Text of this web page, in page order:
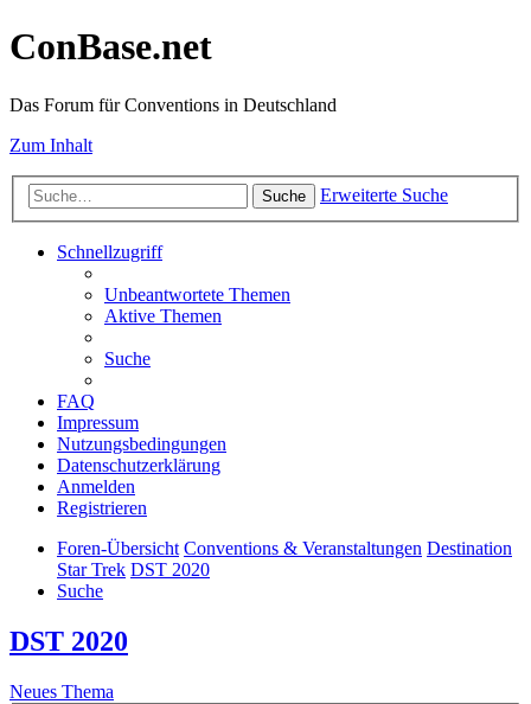
ConBase.net
Das Forum für Conventions in Deutschland
Zum Inhalt
Suche Erweiterte Suche
Schnellzugriff
Unbeantwortete Themen
Aktive Themen
Suche
FAQ
Impressum
Nutzungsbedingungen
Datenschutzerklärung
Anmelden
Registrieren
Foren-Übersicht Conventions & Veranstaltungen Destination
Star Trek DST 2020
Suche
DST 2020
Neues Thema